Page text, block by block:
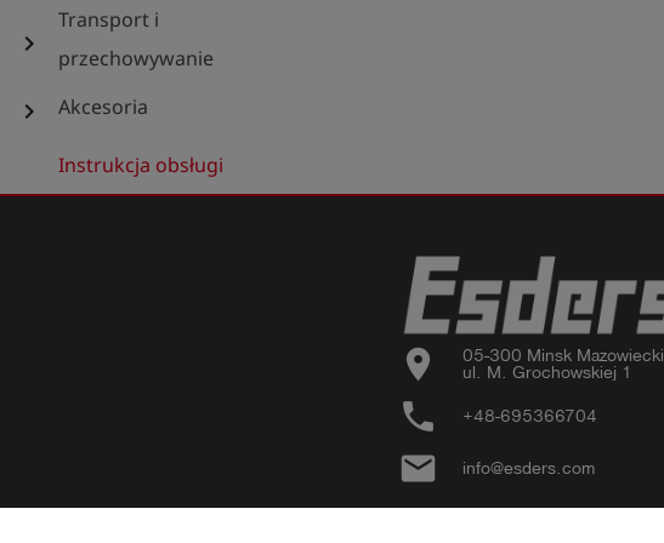
chevron_right
Transport i
przechowywanie
chevron_right Akcesoria
Instrukcja obsługi
location_on
05-300 Minsk Mazowiecki
ul. M. Grochowskiej 1
phone +48-695366704
email info@esders.com